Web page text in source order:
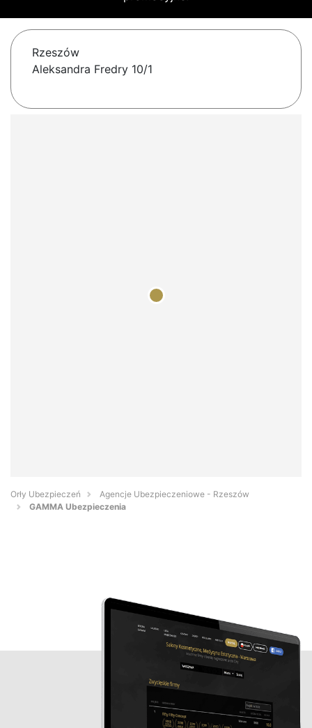
Rzeszów
Aleksandra Fredry 10/1
Orły Ubezpieczeń
Agencje Ubezpieczeniowe - Rzeszów
GAMMA Ubezpieczenia